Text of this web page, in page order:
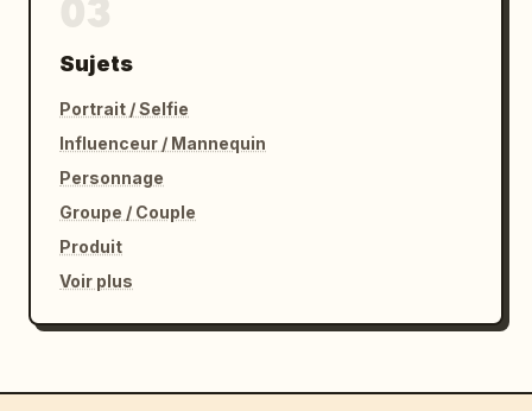
Sujets
Portrait / Selfie
Influenceur / Mannequin
Personnage
Groupe / Couple
Produit
Voir plus